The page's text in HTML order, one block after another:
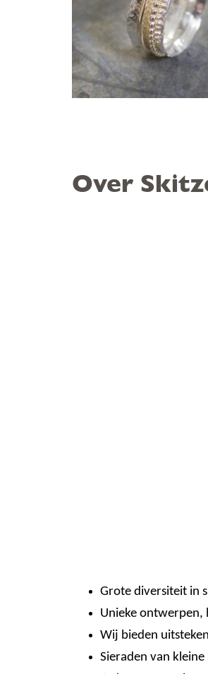
Over
Grote diversiteit in
Unieke ontwerpen,
Wij bieden
Sieraden van